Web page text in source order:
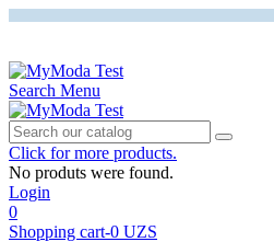
Search Menu
Click for more products.
No produts were found.
Login
0
Shopping cart-0 UZS